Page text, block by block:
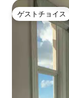
ゲストチョイス
ゲストチョイス